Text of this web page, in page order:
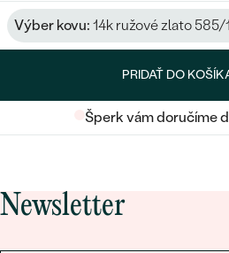
Výber kovu: 14k ružové zlato 585/
PRIDAŤ DO
Šperk vám doručíme
Newsletter